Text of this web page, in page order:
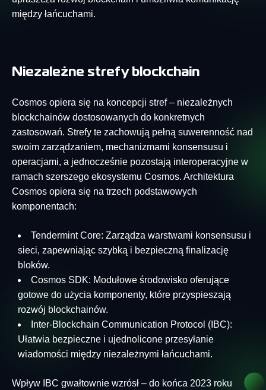
między łańcuchami.
Niezależne strefy blockchain
Cosmos opiera się na koncepcji stref – niezależnych
blockchainów dostosowanych do konkretnych
zastosowań. Strefy te zachowują pełną suwerenność nad
swoim zarządzaniem, mechanizmami konsensusu i
operacjami, a jednocześnie pozostają interoperacyjne w
ramach szerszego ekosystemu Cosmos. Architektura
Cosmos opiera się na trzech podstawowych
komponentach:
Tendermint Core: Zarządza warstwami konsensusu i
sieci, zapewniając szybką i bezpieczną finalizację
bloków.
Cosmos SDK: Modułowe środowisko oferujące
gotowe do użycia komponenty, które przyspieszają
rozwój blockchainów.
Inter-Blockchain Communication Protocol (IBC):
Ułatwia bezpieczne i ujednolicone przesyłanie
wiadomości między niezależnymi łańcuchami.
Wpływ IBC gwałtownie wzrósł – do końca 2023 roku